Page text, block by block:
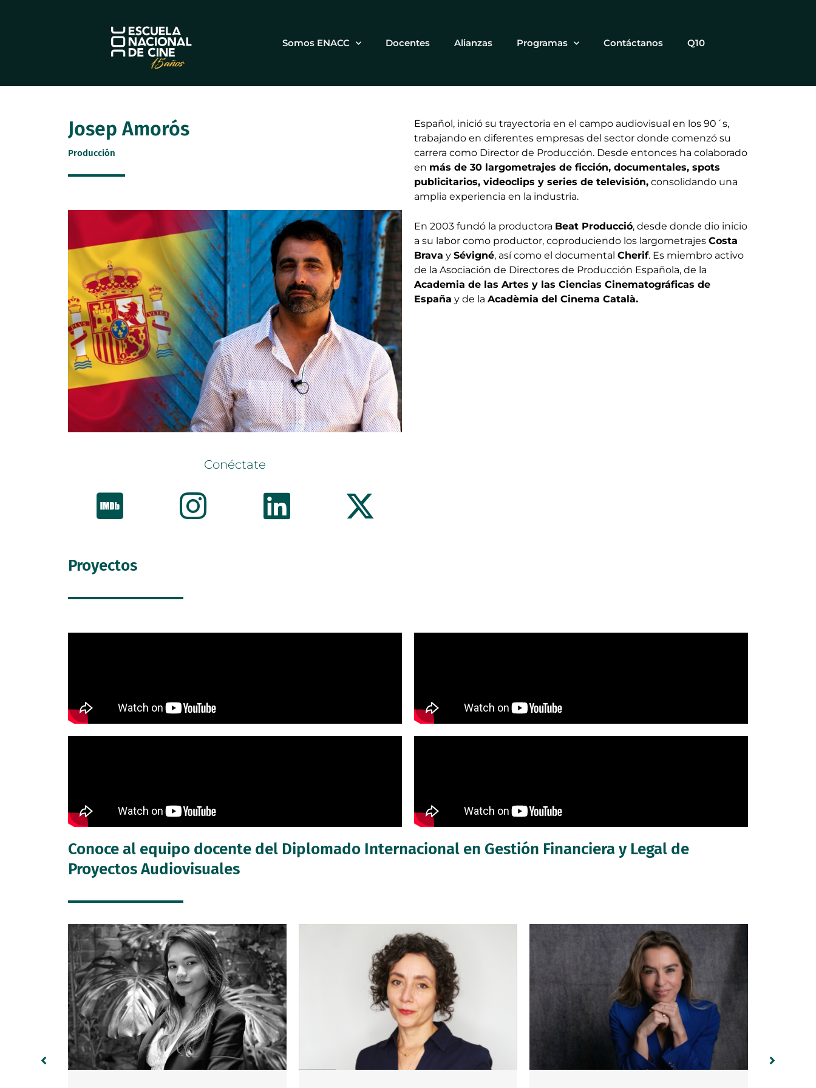
Somos ENACC Docentes Alianzas Programas Contáctanos Q10
Josep Amorós
Producción
Conéctate
Español, inició su trayectoria en el campo audiovisual en los 90´s,
trabajando en diferentes empresas del sector donde comenzó su
carrera como Director de Producción. Desde entonces ha colaborado
en más de 30 largometrajes de ficción, documentales, spots
publicitarios, videoclips y series de televisión, consolidando una
amplia experiencia en la industria.
En 2003 fundó la productora Beat Producció, desde donde dio inicio
a su labor como productor, coproduciendo los largometrajes Costa
Brava y Sévigné, así como el documental Cherif. Es miembro activo
de la Asociación de Directores de Producción Española, de la
Academia de las Artes y las Ciencias Cinematográficas de
España y de la Acadèmia del Cinema Català.
Proyectos
Conoce al equipo docente del Diplomado Internacional en Gestión Financiera y Legal de
Proyectos Audiovisuales